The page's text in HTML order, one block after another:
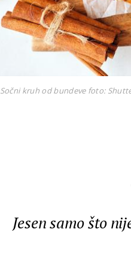
Sočni kruh od bundeve foto:
Jesen samo što